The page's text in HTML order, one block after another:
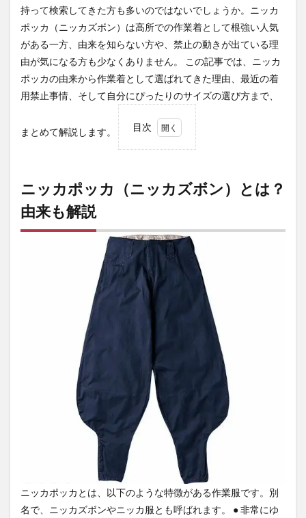
持って検索してきた方も多いのではないでしょうか。ニッカ
ポッカ（ニッカズボン）は高所での作業着として根強い人気
がある一方、由来を知らない方や、禁止の動きが出ている理
由が気になる方も少なくありません。 この記事では、ニッカ
ポッカの由来から作業着として選ばれてきた理由、最近の着
用禁止事情、そして自分にぴったりのサイズの選び方まで、
まとめて解説します。 目次
ッカ
（ニ
ン）
と
は？
由来
も解
説
て人
気が
ある
4つ
高所
でバ
ニッカポッカ（ニッカズボン）とは？
由来も解説
ニッカポッカとは、以下のような特徴がある作業服です。別
名で、ニッカズボンやニッカ服とも呼ばれます。 ● 非常にゆ